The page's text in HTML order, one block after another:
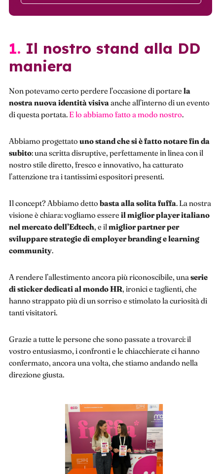
1. Il nostro stand alla DD
maniera
Non potevamo certo perdere l’occasione di portare la
nostra nuova identità visivaanche all’interno di un evento
di questa portata. E lo abbiamo fatto a modo nostro.
Abbiamo progettato uno stand che si è fatto notare fin da
subito: una scritta disruptive, perfettamente in linea con il
nostro stile diretto, fresco e innovativo, ha catturato
l’attenzione tra i tantissimi espositori presenti.
Il concept? Abbiamo detto basta alla solita fuffa. La nostra
visione è chiara: vogliamo essere il miglior player italiano
nel mercato dell’Edtech, e il miglior partner per
sviluppare strategie di employer branding e learning
community.
A rendere l’allestimento ancora più riconoscibile, una serie
di sticker dedicati al mondo HR, ironici e taglienti, che
hanno strappato più di un sorriso e stimolato la curiosità di
tanti visitatori.
Grazie a tutte le persone che sono passate a trovarci: il
vostro entusiasmo, i confronti e le chiacchierate ci hanno
confermato, ancora una volta, che stiamo andando nella
direzione giusta.